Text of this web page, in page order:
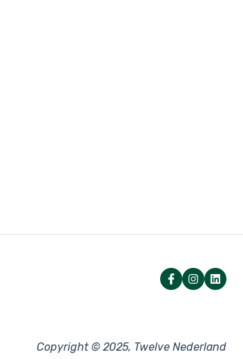
Copyright © 2025, Twelve Nederland